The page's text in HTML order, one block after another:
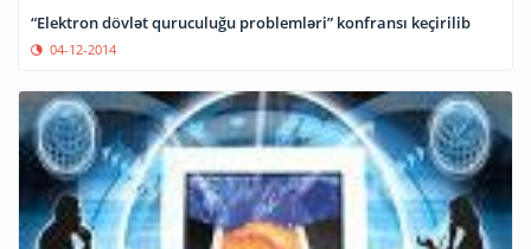
“Elektron dövlət quruculuğu problemləri” konfransı keçirilib
04-12-2014